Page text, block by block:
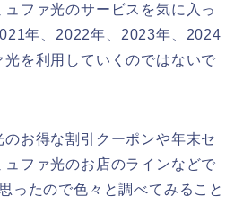
ファ光のサービスを気に入っ
年、2022年、2023年、2024
を利用していくのではないで
お得な割引クーポンや年末セ
ファ光のお店のラインなどで
ったので色々と調べてみること